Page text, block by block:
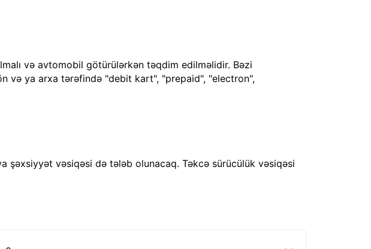
və avtomobil götürülərkən təqdim edilməlidir. Bəzi
və ya arxa tərəfində "debit kart", "prepaid", "electron",
şəxsiyyət vəsiqəsi də tələb olunacaq. Təkcə sürücülük vəsiqəsi